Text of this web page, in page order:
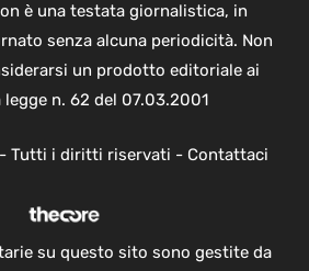
è una testata giornalistica, in
senza alcuna periodicità. Non
un prodotto editoriale ai
legge n. 62 del 07.03.2001
Tutti i diritti riservati - Contattaci
su questo sito sono gestite da